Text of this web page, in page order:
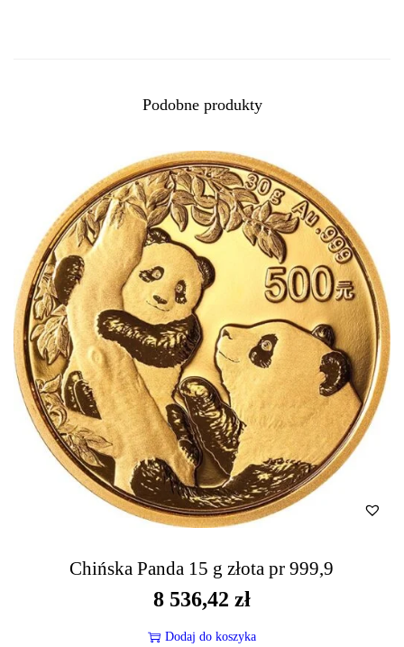
Podobne produkty
Chińska Panda 15 g złota pr 999,9
8 536,42 zł
Dodaj do koszyka